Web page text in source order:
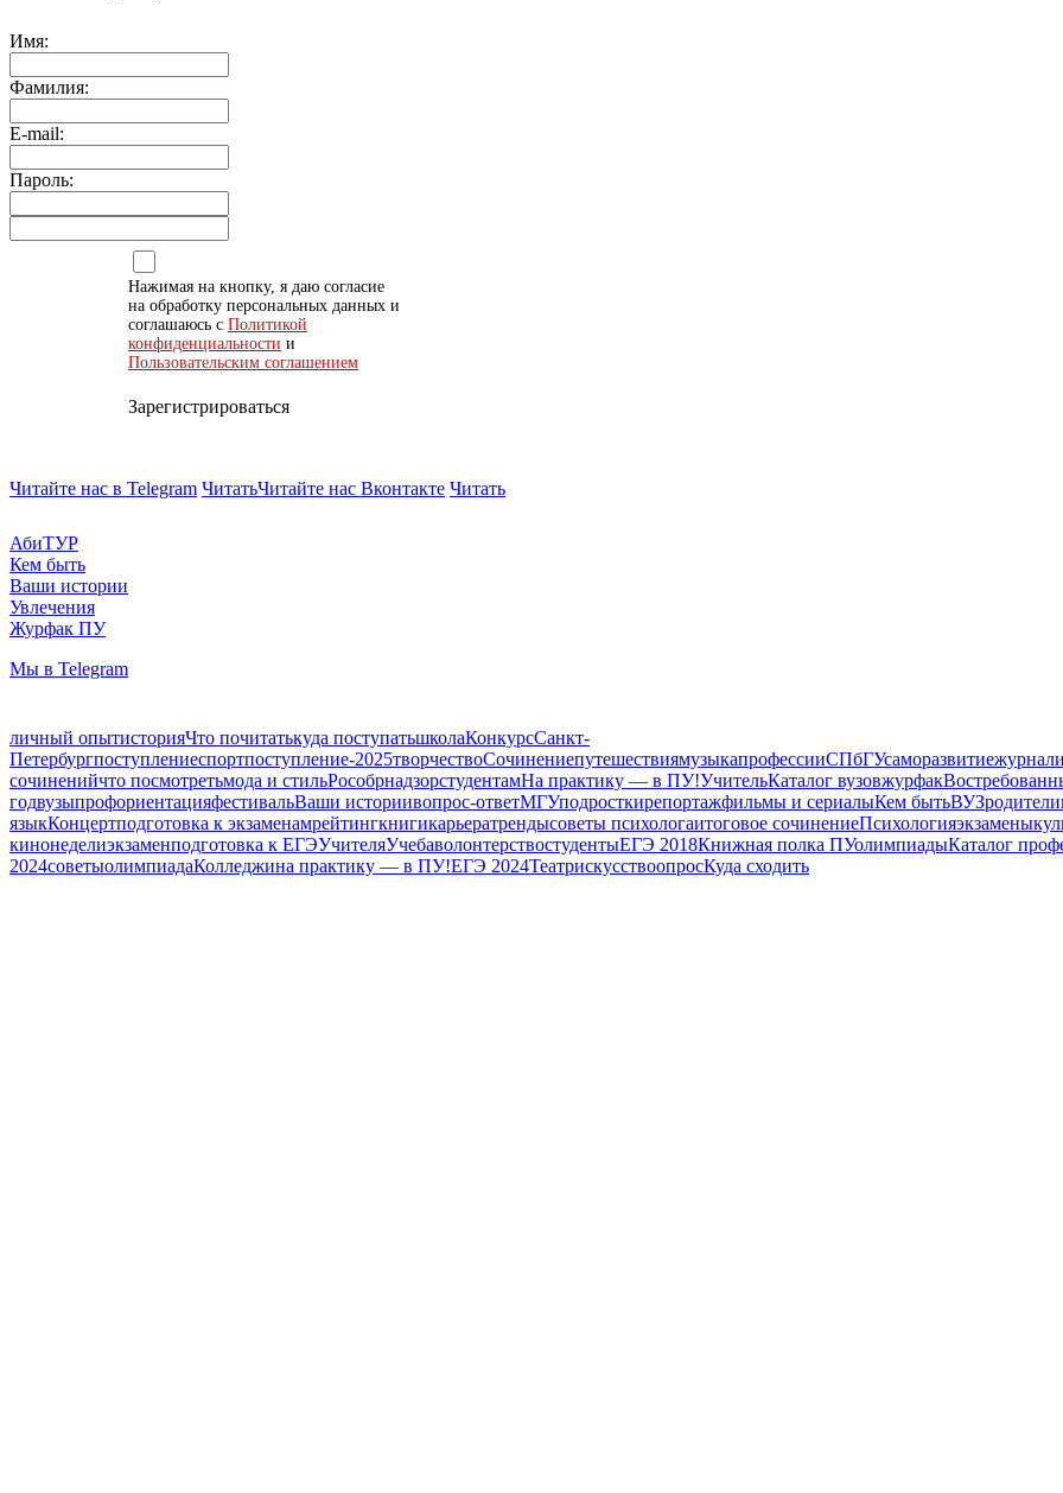
Имя:
Фамилия:
E-mail:
Пароль:
Нажимая на кнопку, я даю согласие
на обработку персональных данных и
соглашаюсь с Политикой
конфиденциальности и
Пользовательским соглашением
Зарегистрироваться
Читайте нас в Telegram ЧитатьЧитайте нас Вконтакте Читать
АбиТУР
Кем быть
Ваши истории
Увлечения
Журфак ПУ
Мы в Telegram
личный опытисторияЧто почитатькуда поступатьшколаКонкурсСанкт-
Петербургпоступлениеспортпоступление-2025творчествоСочинениепутешествиямузыкапрофессииСПбГУсаморазвитие
сочиненийчто посмотретьмода и стильРособрнадзорстудентамНа практику — в ПУ!УчительКаталог вузовжурфак
годвузыпрофориентацияфестивальВаши историивопрос-ответМГУподросткирепортажфильмы и сериалыКем бытьВУЗродители
языкКонцертподготовка к экзаменамрейтингкнигикарьератрендысоветы психологаитоговое сочинениеПсихологияэкзамены
кинонеделиэкзаменподготовка к ЕГЭУчителяУчебаволонтерствостудентыЕГЭ 2018Книжная полка ПУолимпиадыКаталог
2024советыолимпиадаКолледжина практику — в ПУ!ЕГЭ 2024ТеатрискусствоопросКуда сходить